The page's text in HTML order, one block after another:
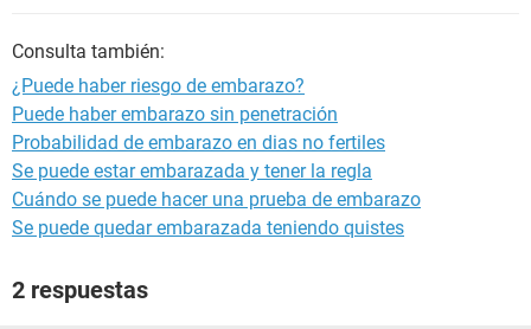
Consulta también:
¿Puede haber riesgo de embarazo?
Puede haber embarazo sin penetración
Probabilidad de embarazo en dias no fertiles
Se puede estar embarazada y tener la regla
Cuándo se puede hacer una prueba de embarazo
Se puede quedar embarazada teniendo quistes
2 respuestas